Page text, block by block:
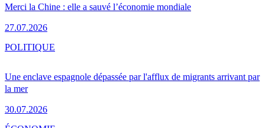
Merci la Chine : elle a sauvé l’économie mondiale
27.07.2026
Une enclave espagnole dépassée par l'afflux de migrants arrivant par
la mer
30.07.2026
POLITIQUE